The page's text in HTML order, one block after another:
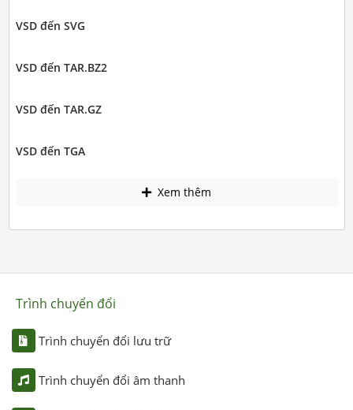
VSD đến SVG
VSD đến TAR.BZ2
VSD đến TAR.GZ
VSD đến TGA
Xem thêm
Trình chuyển đổi
Trình chuyển đổi lưu trữ
Trình chuyển đổi âm thanh